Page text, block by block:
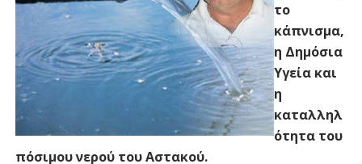
το
κάπνισμα,
η Δημόσια
Υγεία και
η
καταλληλ
ότητα του
πόσιμου νερού του Αστακού.